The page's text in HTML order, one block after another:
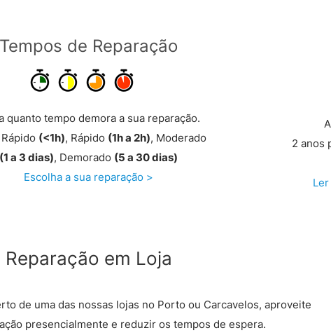
Tempos de Reparação
quanto tempo demora a sua reparação.
(<1h), Rápido (1h a 2h), Moderado
(1 a 3 dias), Demorado (5 a 30 dias)
Escolha a sua reparação >
2 anos
Reparação em Loja
de uma das nossas lojas no Porto ou Carcavelos, aproveite
presencialmente e reduzir os tempos de espera.